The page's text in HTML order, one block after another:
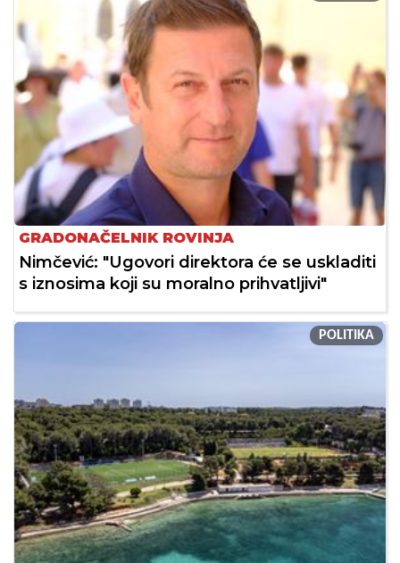
GRADONAČELNIK ROVINJA
Nimčević: "Ugovori direktora će se uskladiti
s iznosima koji su moralno prihvatljivi"
POLITIKA